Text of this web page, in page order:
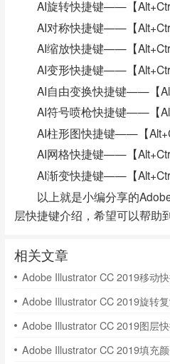
AI旋转快捷键——【
AI对称快捷键——【
AI缩放快捷键——【
AI变形快捷键——【
AI自由变换快捷键——【
AI符号喷枪快捷键——【
AI柱形图快捷键——【
AI网格快捷键——【
AI渐变快捷键——【
以上就是小编分享的Adobe
层快捷键介绍，希望可以帮助
相关文章
Adobe Illustrator CC 2019旋转
Adobe Illustrator CC 2019图层
Adobe Illustrator CC 2019填充